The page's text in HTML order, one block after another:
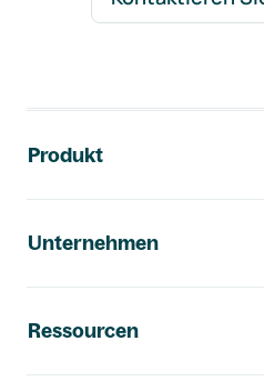
Produkt
Unternehmen
Ressourcen